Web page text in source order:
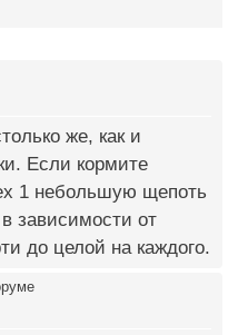
же, как и
Если кормите
1 небольшую щепоть
зависимости от
до целой на каждого.